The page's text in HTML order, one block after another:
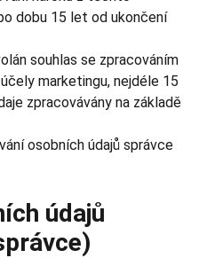
dobu 15 let od ukončení
souhlas se zpracováním
marketingu, nejdéle 15
zpracovávány na základě
osobních údajů správce
údajů